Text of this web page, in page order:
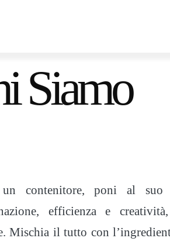
Siamo
contenitore, poni al suo
efficienza e
Mischia il tutto con